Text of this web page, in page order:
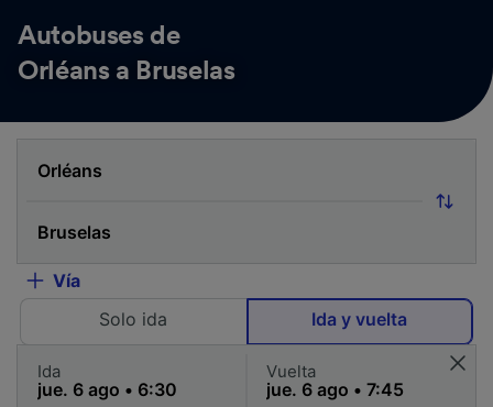
Autobuses de
Orléans a Bruselas
Vía
Solo ida
Ida y vuelta
Ida Vuelta